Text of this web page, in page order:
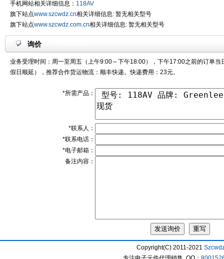
手机网站相关详细信息： 118AV
旗下站点www.szcwdz.cn相关详细信息: 暂无相关型号
旗下站点www.szcwdz.com.cn相关详细信息: 暂无相关型号
询价
业务受理时间：周一至周五（上午9:00～下午18:00），下午17:00之前的订单
假日顺延），推荐合作货运物流：顺丰快递。快递费用：23元。
*所需产品：
*联系人：
*联系电话：
*电子邮箱：
备注内容：
Copyright(C) 2011-2021